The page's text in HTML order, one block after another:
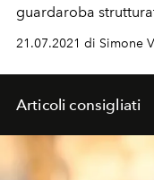
guardaroba
21.07.2021 di Simone
Articoli consigliati